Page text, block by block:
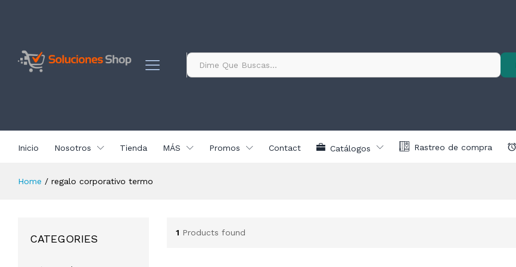
Todo
Inicio Nosotros Tienda MÁS Promos Contact Catálogos Rastreo de compra
Home / regalo corporativo termo
1 Products found
CATEGORIES